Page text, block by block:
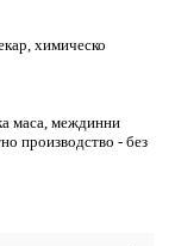
химическо
маса, междинни
производство - без